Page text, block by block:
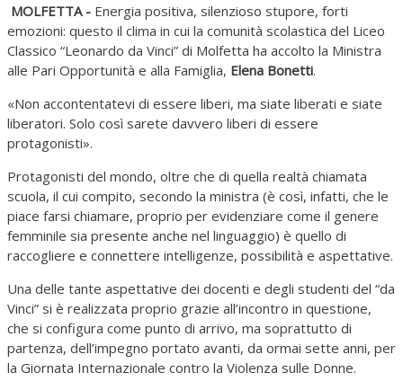
MOLFETTA - Energia positiva, silenzioso stupore, forti
emozioni: questo il clima in cui la comunità scolastica del Liceo
Classico “Leonardo da Vinci” di Molfetta ha accolto la Ministra
alle Pari Opportunità e alla Famiglia, Elena Bonetti.
«Non accontentatevi di essere liberi, ma siate liberati e siate
liberatori. Solo così sarete davvero liberi di essere
protagonisti».
Protagonisti del mondo, oltre che di quella realtà chiamata
scuola, il cui compito, secondo la ministra (è così, infatti, che le
piace farsi chiamare, proprio per evidenziare come il genere
femminile sia presente anche nel linguaggio) è quello di
raccogliere e connettere intelligenze, possibilità e aspettative.
Una delle tante aspettative dei docenti e degli studenti del “da
Vinci” si è realizzata proprio grazie all’incontro in questione,
che si configura come punto di arrivo, ma soprattutto di
partenza, dell’impegno portato avanti, da ormai sette anni, per
la Giornata Internazionale contro la Violenza sulle Donne.